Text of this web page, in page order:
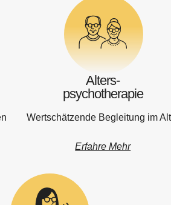
Alters-
psychotherapie
Wertschätzende Begleitung im
Erfahre Mehr